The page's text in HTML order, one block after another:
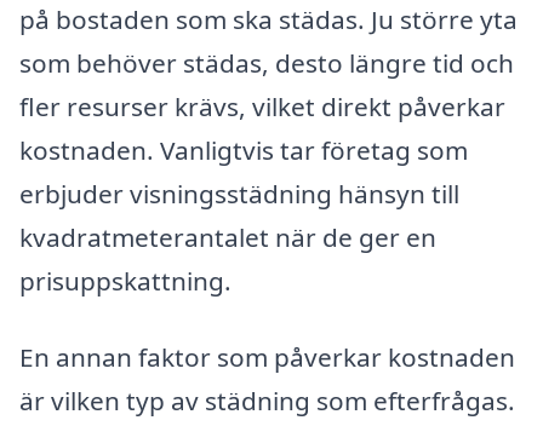
på bostaden som ska städas. Ju större yta
som behöver städas, desto längre tid och
fler resurser krävs, vilket direkt påverkar
kostnaden. Vanligtvis tar företag som
erbjuder visningsstädning hänsyn till
kvadratmeterantalet när de ger en
prisuppskattning.
En annan faktor som påverkar kostnaden
är vilken typ av städning som efterfrågas.